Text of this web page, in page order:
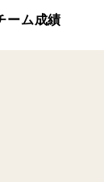
ーム成績